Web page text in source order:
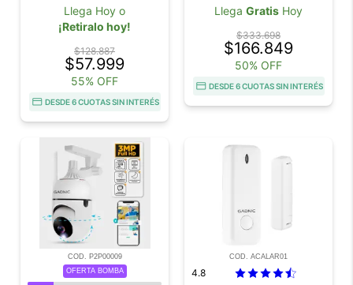
Llega Hoy o
¡Retiralo hoy!
$128.887
$57.999
55% OFF
DESDE 6 CUOTAS SIN INTERÉS
Llega Gratis Hoy
$333.698
$166.849
50% OFF
DESDE 6 CUOTAS SIN INTERÉS
COD. P2P00009
OFERTA BOMBA
COD. ACALAR01
4.8